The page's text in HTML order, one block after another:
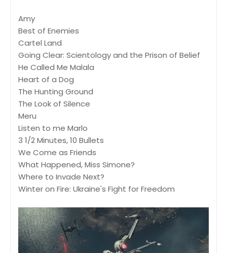
Amy
Best of Enemies
Cartel Land
Going Clear: Scientology and the Prison of Belief
He Called Me Malala
Heart of a Dog
The Hunting Ground
The Look of Silence
Meru
Listen to me Marlo
3 1/2 Minutes, 10 Bullets
We Come as Friends
What Happened, Miss Simone?
Where to Invade Next?
Winter on Fire: Ukraine's Fight for Freedom